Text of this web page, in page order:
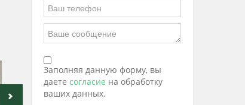
Заполняя данную форму, вы
даете согласие на обработку
ваших данных.